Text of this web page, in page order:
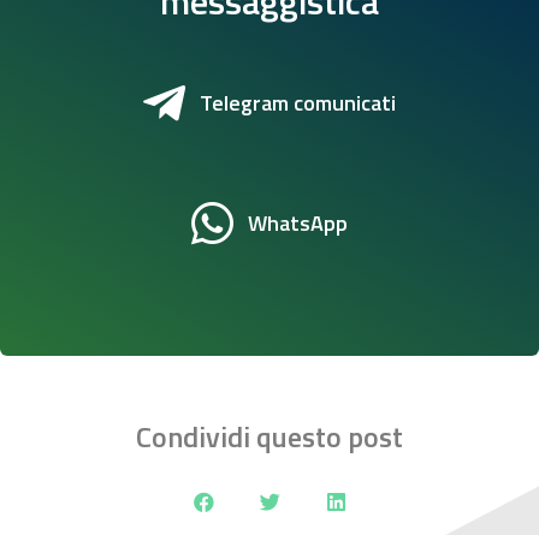
Telegram comunicati
WhatsApp
Condividi questo post